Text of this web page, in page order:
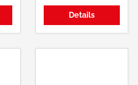
Ohne
Führungsbolzen •
Details